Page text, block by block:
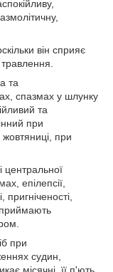
він сприяє
та
спазмах у шлунку
та
при
жовтяниці, при
центральної
епілепсії,
пригніченості,
при
судин,
місячні, її п'ють